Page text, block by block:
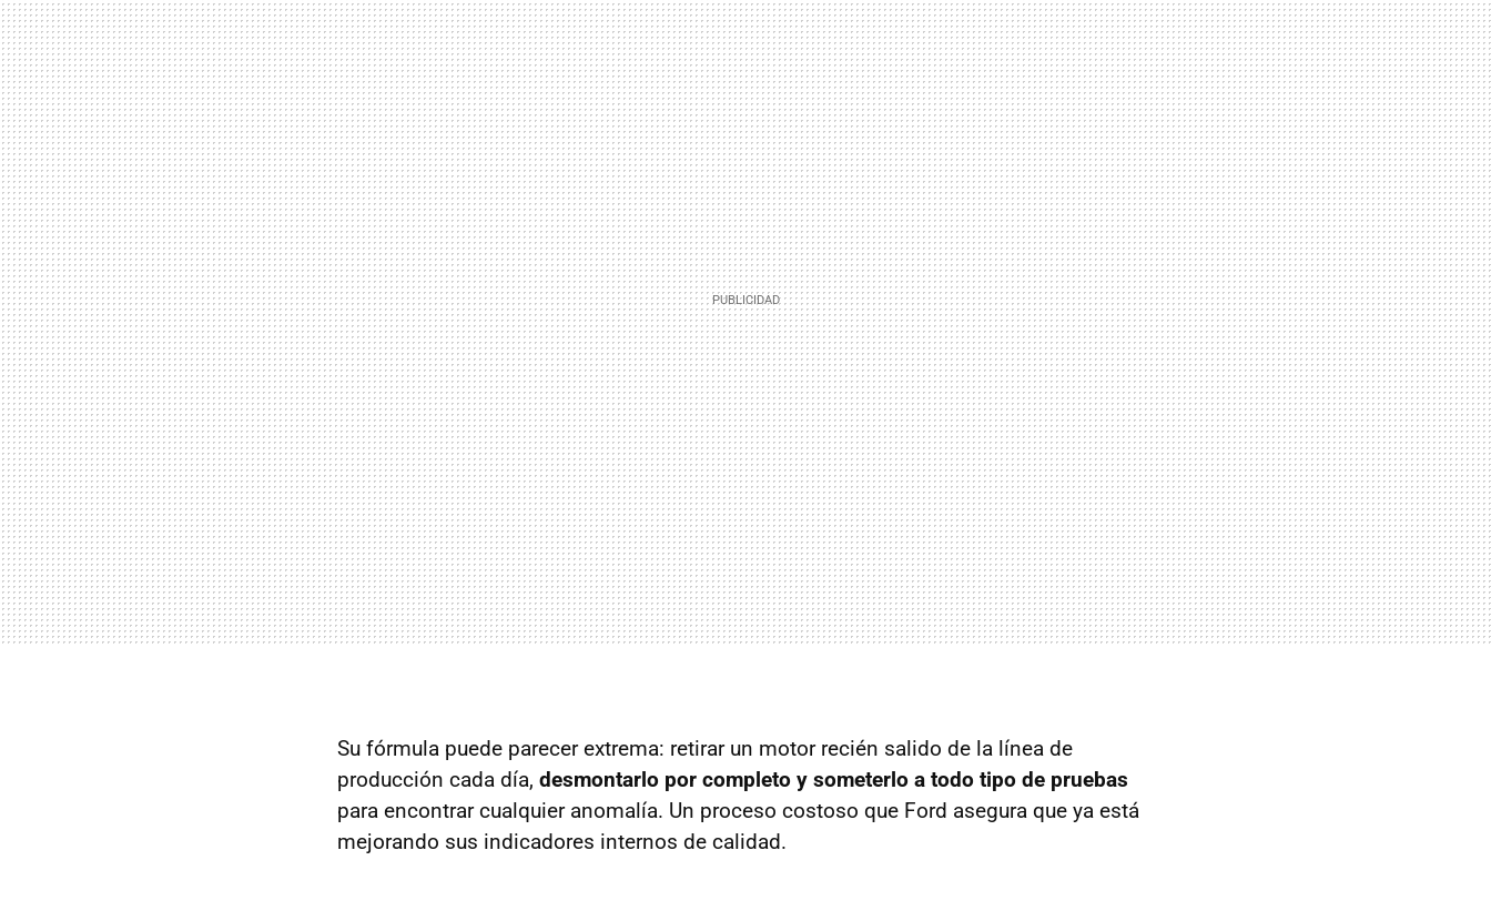
Su fórmula puede parecer extrema: retirar un motor recién salido de la línea de
producción cada día, desmontarlo por completo y someterlo a todo tipo de pruebas
para encontrar cualquier anomalía. Un proceso costoso que Ford asegura que ya está
mejorando sus indicadores internos de calidad.